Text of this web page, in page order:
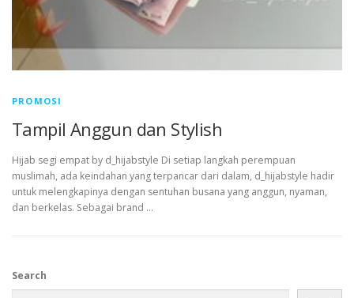
PROMOSI
Tampil Anggun dan Stylish
Hijab segi empat by d_hijabstyle Di setiap langkah perempuan
muslimah, ada keindahan yang terpancar dari dalam, d_hijabstyle hadir
untuk melengkapinya dengan sentuhan busana yang anggun, nyaman,
dan berkelas. Sebagai brand …
Search